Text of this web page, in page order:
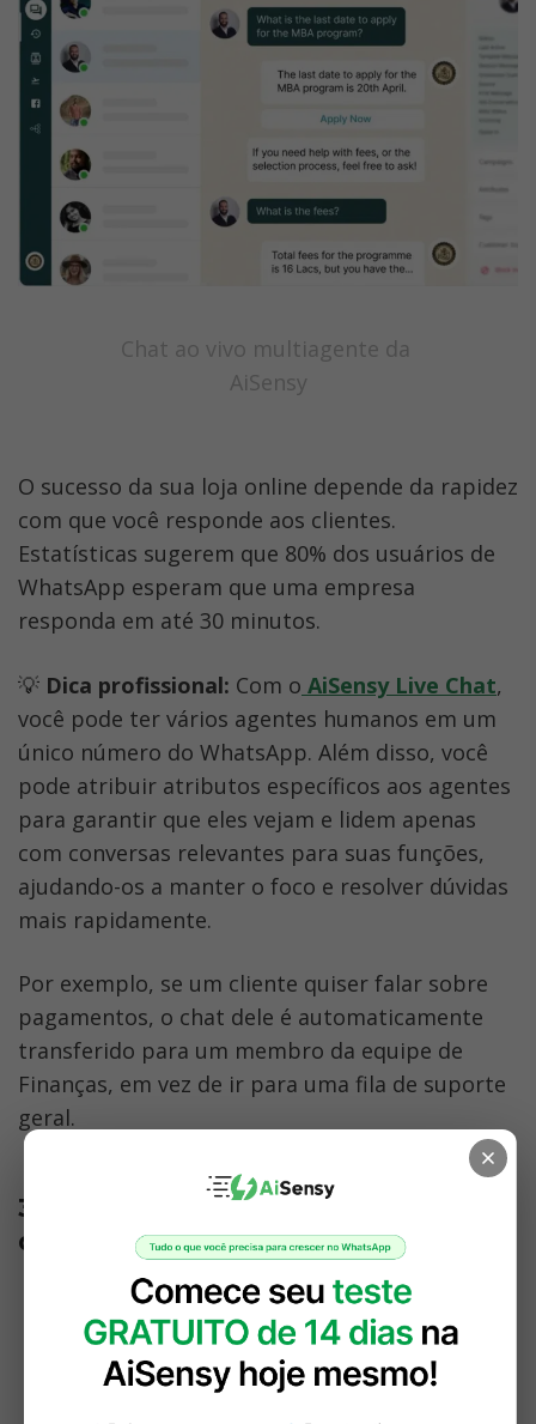
Chat ao vivo multiagente da
AiSensy
O sucesso da sua loja online depende da rapidez
com que você responde aos clientes.
Estatísticas sugerem que 80% dos usuários de
WhatsApp esperam que uma empresa
responda em até 30 minutos.
💡 Dica profissional: Com o AiSensy Live Chat,
você pode ter vários agentes humanos em um
único número do WhatsApp. Além disso, você
pode atribuir atributos específicos aos agentes
para garantir que eles vejam e lidem apenas
com conversas relevantes para suas funções,
ajudando-os a manter o foco e resolver dúvidas
mais rapidamente.
Por exemplo, se um cliente quiser falar sobre
pagamentos, o chat dele é automaticamente
transferido para um membro da equipe de
Finanças, em vez de ir para uma fila de suporte
geral.
3. Dispare transmissões (campanha
de comunicação em massa)